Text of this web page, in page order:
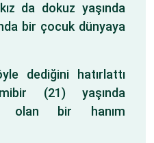
da dokuz yaşında
bir çocuk dünyaya
dediğini hatırlattı
(21) yaşında
olan bir hanım